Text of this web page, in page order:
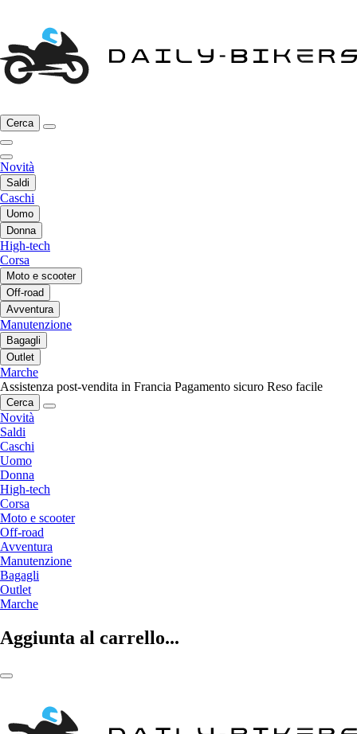
Cerca
Novità
Saldi
Caschi
Uomo
Donna
High-tech
Corsa
Moto e scooter
Off-road
Avventura
Manutenzione
Bagagli
Outlet
Marche
Assistenza post-vendita in Francia Pagamento sicuro Reso facile
Cerca
Novità
Saldi
Caschi
Uomo
Donna
High-tech
Corsa
Moto e scooter
Off-road
Avventura
Manutenzione
Bagagli
Outlet
Marche
Aggiunta al carrello...